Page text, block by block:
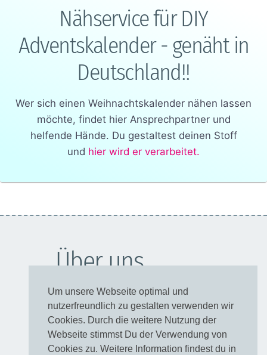
Um unsere Webseite optimal und
nutzerfreundlich zu gestalten verwenden wir
Cookies. Durch die weitere Nutzung der
Webseite stimmst Du der Verwendung von
Cookies zu. Weitere Information findest du in
Nähservice für DIY
Adventskalender - genäht in
Deutschland!!
Wer sich einen Weihnachtskalender nähen lassen
möchte, findet hier Ansprechpartner und
helfende Hände. Du gestaltest deinen Stoff
und hier wird er verarbeitet.
Über uns
Muster / Farbkarte
FAQ Farben
FAQ Farben als PDF
UNI & Stoffe mit Verlauf
Versand & Lieferzeiten